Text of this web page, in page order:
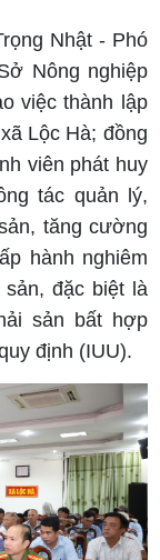
Nhật - Phó
Nông nghiệp
việc thành lập
Lộc Hà; đồng
viên phát huy
tác quản lý,
tăng cường
hành nghiêm
đặc biệt là
sản bất hợp
định (IUU).